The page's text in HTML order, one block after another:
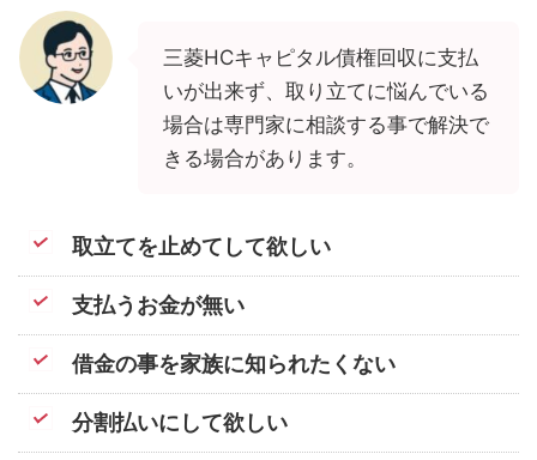
三菱HCキャピタル債権回収に支払
いが出来ず、取り立てに悩んでいる
場合は専門家に相談する事で解決で
きる場合があります。
取立てを止めてして欲しい
支払うお金が無い
借金の事を家族に知られたくない
分割払いにして欲しい